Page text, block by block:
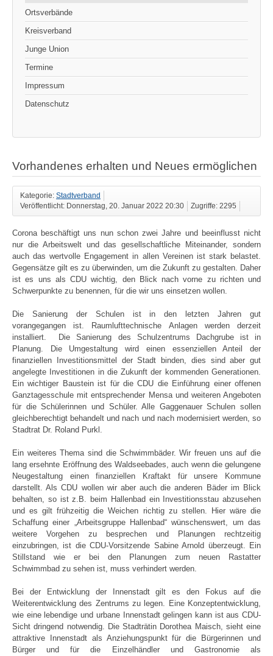
Ortsverbände
Kreisverband
Junge Union
Termine
Impressum
Datenschutz
Vorhandenes erhalten und Neues ermöglichen
Kategorie: Stadtverband
Veröffentlicht: Donnerstag, 20. Januar 2022 20:30
Zugriffe: 2295
Corona beschäftigt uns nun schon zwei Jahre und beeinflusst nicht
nur die Arbeitswelt und das gesellschaftliche Miteinander, sondern
auch das wertvolle Engagement in allen Vereinen ist stark belastet.
Gegensätze gilt es zu überwinden, um die Zukunft zu gestalten. Daher
ist es uns als CDU wichtig, den Blick nach vorne zu richten und
Schwerpunkte zu benennen, für die wir uns einsetzen wollen.
Die Sanierung der Schulen ist in den letzten Jahren gut
vorangegangen ist. Raumlufttechnische Anlagen werden derzeit
installiert. Die Sanierung des Schulzentrums Dachgrube ist in
Planung. Die Umgestaltung wird einen essenziellen Anteil der
finanziellen Investitionsmittel der Stadt binden, dies sind aber gut
angelegte Investitionen in die Zukunft der kommenden Generationen.
Ein wichtiger Baustein ist für die CDU die Einführung einer offenen
Ganztagesschule mit entsprechender Mensa und weiteren Angeboten
für die Schülerinnen und Schüler. Alle Gaggenauer Schulen sollen
gleichberechtigt behandelt und nach und nach modernisiert werden, so
Stadtrat Dr. Roland Purkl.
Ein weiteres Thema sind die Schwimmbäder. Wir freuen uns auf die
lang ersehnte Eröffnung des Waldseebades, auch wenn die gelungene
Neugestaltung einen finanziellen Kraftakt für unsere Kommune
darstellt. Als CDU wollen wir aber auch die anderen Bäder im Blick
behalten, so ist z.B. beim Hallenbad ein Investitionsstau abzusehen
und es gilt frühzeitig die Weichen richtig zu stellen. Hier wäre die
Schaffung einer „Arbeitsgruppe Hallenbad“ wünschenswert, um das
weitere Vorgehen zu besprechen und Planungen rechtzeitig
einzubringen, ist die CDU-Vorsitzende Sabine Arnold überzeugt. Ein
Stillstand wie er bei den Planungen zum neuen Rastatter
Schwimmbad zu sehen ist, muss verhindert werden.
Bei der Entwicklung der Innenstadt gilt es den Fokus auf die
Weiterentwicklung des Zentrums zu legen. Eine Konzeptentwicklung,
wie eine lebendige und urbane Innenstadt gelingen kann ist aus CDU-
Sicht dringend notwendig. Die Stadträtin Dorothea Maisch, sieht eine
attraktive Innenstadt als Anziehungspunkt für die Bürgerinnen und
Bürger und für die Einzelhändler und Gastronomie als